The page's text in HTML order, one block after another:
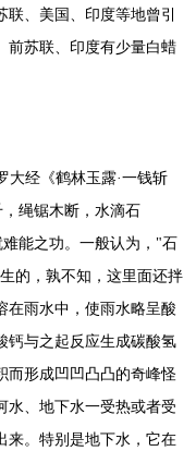
、美国、印度等地曾引
前苏联、印度有少量白蜡
经《鹤林玉露·一钱斩
绳锯木断，水滴石
能之功。一般认为，"石
的，孰不知，这里面还拌
在雨水中，使雨水略呈酸
钙与之起反应生成碳酸氢
而形成凹凹凸凸的奇峰怪
水、地下水一受热或者受
来。特别是地下水，它在